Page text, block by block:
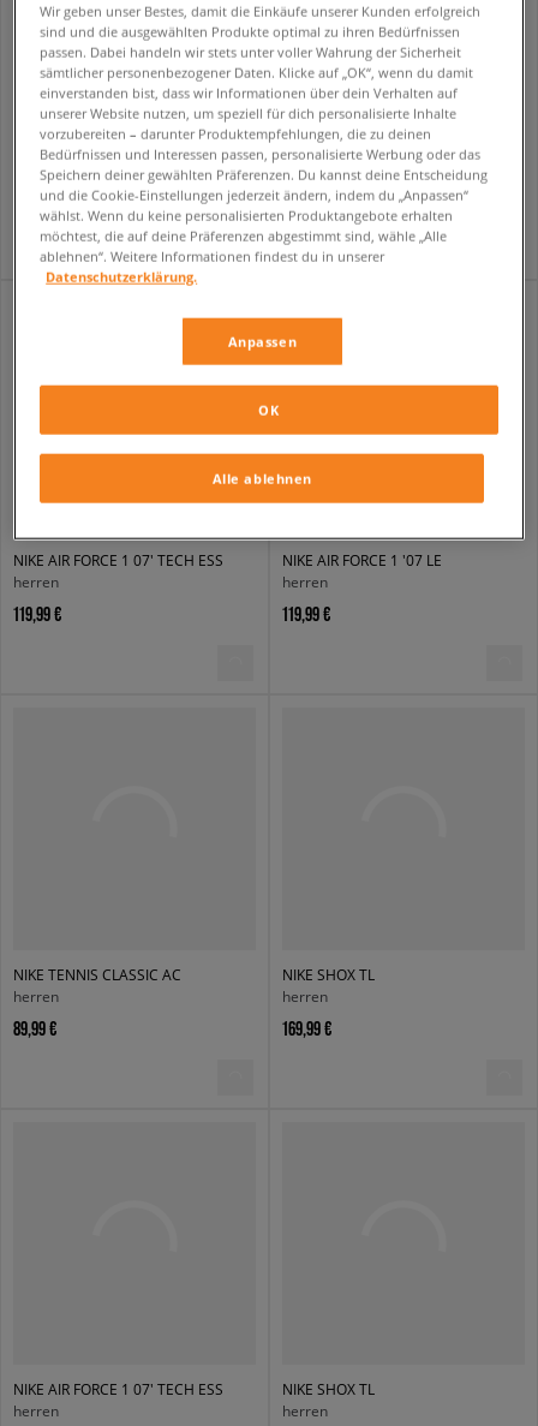
REEBOK CLUB C 85
herren
84,99 €
NIKE P-6000
herren
119,99 €
NIKE AIR FORCE 1 07' TECH ESS
herren
119,99 €
NIKE AIR FORCE 1 '07 LE
herren
119,99 €
NIKE TENNIS CLASSIC AC
herren
89,99 €
NIKE SHOX TL
herren
169,99 €
NIKE AIR FORCE 1 07' TECH ESS
herren
NIKE SHOX TL
herren
Wir geben unser Bestes, damit die Einkäufe unserer Kunden erfolgreich
sind und die ausgewählten Produkte optimal zu ihren Bedürfnissen
passen. Dabei handeln wir stets unter voller Wahrung der Sicherheit
sämtlicher personenbezogener Daten. Klicke auf „OK“, wenn du damit
einverstanden bist, dass wir Informationen über dein Verhalten auf
unserer Website nutzen, um speziell für dich personalisierte Inhalte
vorzubereiten – darunter Produktempfehlungen, die zu deinen
Bedürfnissen und Interessen passen, personalisierte Werbung oder das
Speichern deiner gewählten Präferenzen. Du kannst deine Entscheidung
und die Cookie-Einstellungen jederzeit ändern, indem du „Anpassen“
wählst. Wenn du keine personalisierten Produktangebote erhalten
möchtest, die auf deine Präferenzen abgestimmt sind, wähle „Alle
ablehnen“. Weitere Informationen findest du in unserer
Datenschutzerklärung.
Anpassen
Alle ablehnen
OK